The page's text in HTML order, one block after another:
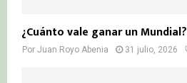
¿Cuánto vale ganar un Mundial?
Por Juan Royo Abenia 31 julio, 2026